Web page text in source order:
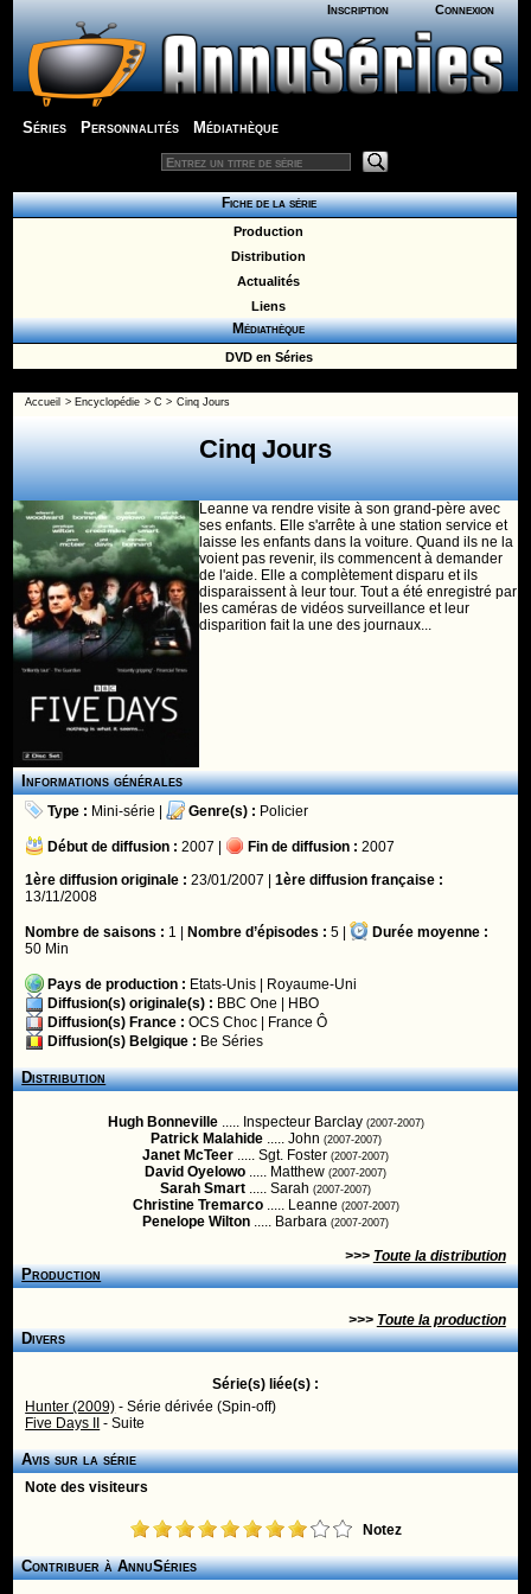
Inscription Connexion
Séries Personnalités Médiathèque
Fiche de la série
Production
Distribution
Actualités
Liens
Médiathèque
DVD en Séries
Accueil > Encyclopédie >C > Cinq Jours
Cinq Jours
Leanne va rendre visite à son grand-père avec
ses enfants. Elle s'arrête à une station service et
laisse les enfants dans la voiture. Quand ils ne la
voient pas revenir, ils commencent à demander
de l'aide. Elle a complètement disparu et ils
disparaissent à leur tour. Tout a été enregistré par
les caméras de vidéos surveillance et leur
disparition fait la une des journaux...
Informations générales
Type : Mini-série | Genre(s) : Policier
Début de diffusion : 2007 | Fin de diffusion : 2007
1ère diffusion originale : 23/01/2007 |1ère diffusion française :
13/11/2008
Nombre de saisons : 1 | Nombre d’épisodes : 5 |
Durée moyenne :
50 Min
Pays de production : Etats-Unis
Royaume-Uni
Diffusion(s) originale(s) : BBC One
HBO
Diffusion(s) France : OCS Choc
France Ô
Diffusion(s) Belgique : Be Séries
Distribution
Hugh Bonneville..... Inspecteur Barclay (2007-2007)
Patrick Malahide..... John (2007-2007)
Janet McTeer ..... Sgt. Foster (2007-2007)
David Oyelowo ..... Matthew (2007-2007)
Sarah Smart ..... Sarah (2007-2007)
Christine Tremarco..... Leanne (2007-2007)
Penelope Wilton ..... Barbara (2007-2007)
>>> Toute la distribution
Production
>>> Toute la production
Divers
Série(s) liée(s) :
Hunter (2009) - Série dérivée (Spin-off)
Five Days II
- Suite
Avis sur la série
Note des visiteurs
Notez
Contribuer à AnnuSéries